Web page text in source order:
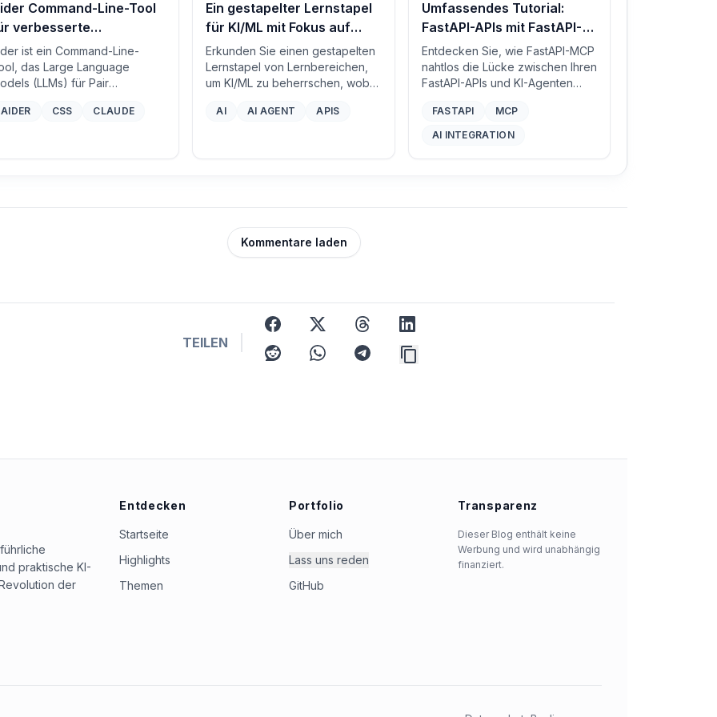
Command-Line-Tool
verbesserte
ist ein Command-Line-
das Large Language
(LLMs) für Pair
nutzt. Es erleichtert
AIDER CSS CLAUDE
Ein gestapelter Lernstapel
für KI/ML mit Fokus auf
LLMs
Erkunden Sie einen gestapelten
Lernstapel von Lernbereichen,
um KI/ML zu beherrschen, wobei
darunter aufbaut und Sie dazu
AI AI AGENT APIS
Umfassendes Tutorial:
FastAPI-APIs mit FastAPI-
MCP in intelligente
Werkzeuge verwandeln
Entdecken Sie, wie FastAPI-MCP
nahtlos die Lücke zwischen Ihren
FastAPI-APIs und KI-Agenten
Tutorial behandelt Einrichtung,
Sicherheit, Bereitstellung und
FASTAPI
MCP
AI INTEGRATION
Kommentare laden
TEILEN
facebook
x threads linkedin
reddit whatsapptelegram
praktische KI-
der
Entdecken
Startseite
Highlights
Themen
Portfolio
Über mich
Lass uns reden
GitHub
Transparenz
Dieser Blog enthält keine
Werbung und wird unabhängig
finanziert.